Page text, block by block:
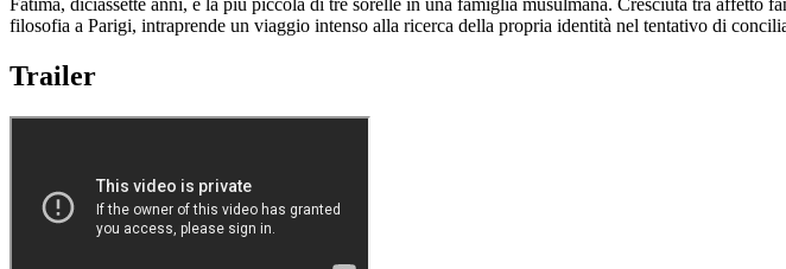
filosofia a Parigi, intraprende un viaggio intenso alla ricerca della propria identità nel tentativo di
Trailer